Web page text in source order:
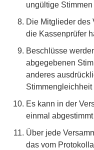
ungültige
Die Mitglieder des
die Kassenprüfer
Beschlüsse
abgegebenen
anderes
Stimmengleichheit
Es kann in der
einmal
Über jede
das vom